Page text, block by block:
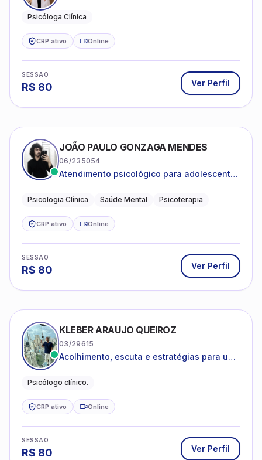
Psicóloga Clínica
CRP ativo Online
SESSÃO
R$ 80 Ver Perfil
JOÃO PAULO GONZAGA MENDES
06/235054
Atendimento psicológico para adolescentes
depressão e autoestima.
Psicologia Clínica Saúde Mental Psicoterapia
CRP ativo Online
SESSÃO
R$ 80 Ver Perfil
KLEBER ARAUJO QUEIROZ
03/29615
Acolhimento, escuta e estratégias para uma
Psicólogo clínico.
CRP ativo Online
SESSÃO
R$ 80 Ver Perfil